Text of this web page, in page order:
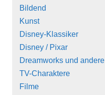
Bildend
Kunst
Disney-Klassiker
Disney / Pixar
Dreamworks und andere
TV-Charaktere
Filme